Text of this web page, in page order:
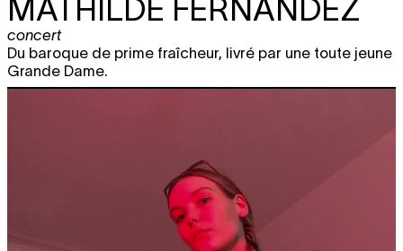
MATHILDE FERNANDEZ
concert
Du baroque de prime fraîcheur, livré par une toute jeune
Grande Dame.